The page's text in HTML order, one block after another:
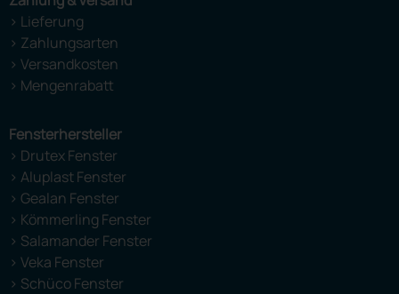
> Lieferung
> Zahlungsarten
> Versandkosten
> Mengenrabatt
Fensterhersteller
> Drutex Fenster
> Aluplast Fenster
> Gealan Fenster
> Kömmerling Fenster
> Salamander Fenster
> Veka Fenster
> Schüco Fenster